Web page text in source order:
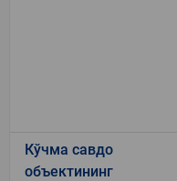
Кўчма савдо
объектининг